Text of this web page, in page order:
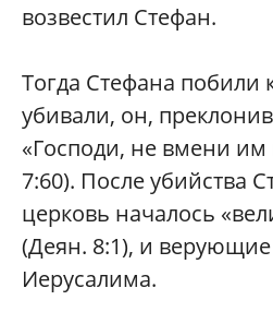
возвестил Стефан.
Тогда Стефана побили
убивали, он,
«Господи, не вмени им
7:60). После убийства
церковь началось
(Деян. 8:1), и
Иерусалима.